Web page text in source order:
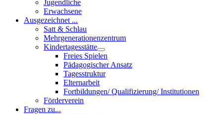
Jugendliche
Erwachsene
Ausgezeichnet ...
Satt & Schlau
Mehrgenerationenzentrum
Kindertagesstätte
Freies Spielen
Pädagogischer Ansatz
Tagesstruktur
Elternarbeit
Fortbildungen/ Qualifizierung/ Institutionen
Förderverein
Fragen zu...